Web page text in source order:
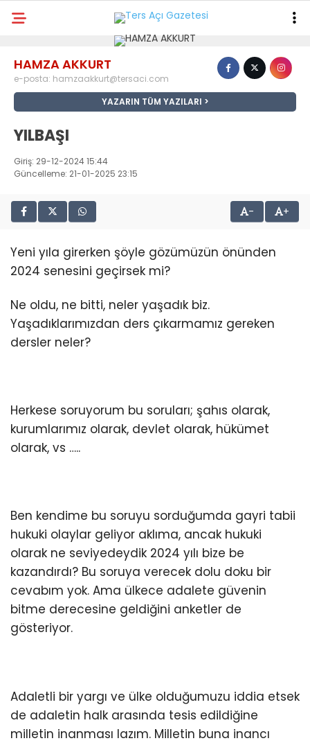
WhatsApp
İhbar Hattı
Facebook
Instagram
KAHRAMANMARAŞ
GALERİ VİDEO YAZARLAR
GÜNDEM
ASAYİŞ
DÜNYA
SPOR
TEKNOLOJİ
HAMZA AKKURT
e-posta: hamzaakkurt@tersaci.com
YAZARIN TÜM YAZILARI
YILBAŞI
Giriş: 29-12-2024 15:44
Güncelleme: 21-01-2025 23:15
- +
Yeni yıla girerken şöyle gözümüzün önünden
2024 senesini geçirsek mi?
Ne oldu, ne bitti, neler yaşadık biz.
Yaşadıklarımızdan ders çıkarmamız gereken
dersler neler?
Herkese soruyorum bu soruları; şahıs olarak,
kurumlarımız olarak, devlet olarak, hükümet
olarak, vs …..
Ben kendime bu soruyu sorduğumda gayri tabii
hukuki olaylar geliyor aklıma, ancak hukuki
olarak ne seviyedeydik 2024 yılı bize be
kazandırdı? Bu soruya verecek dolu doku bir
cevabım yok. Ama ülkece adalete güvenin
bitme derecesine geldiğini anketler de
gösteriyor.
Adaletli bir yargı ve ülke olduğumuzu iddia etsek
de adaletin halk arasında tesis edildiğine
milletin inanması lazım. Milletin buna inancı